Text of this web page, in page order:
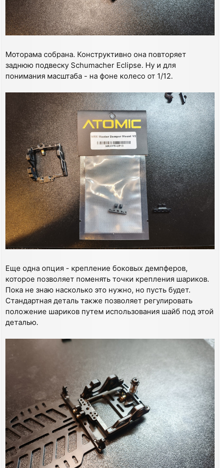
Моторама собрана. Конструктивно она повторяет
заднюю подвеску Schumacher Eclipse. Ну и для
понимания масштаба - на фоне колесо от 1/12.
Еще одна опция - крепление боковых демпферов,
которое позволяет поменять точки крепления шариков.
Пока не знаю насколько это нужно, но пусть будет.
Стандартная деталь также позволяет регулировать
положение шариков путем использования шайб под этой
деталью.